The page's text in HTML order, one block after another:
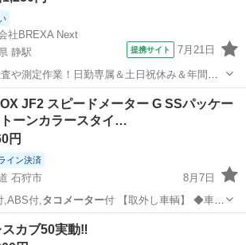
社BREXA Next
静駅
提携サイト 7月21日
や測定作業！日勤専属＆土日祝休み＆年間休
ム内作業★マイカー通勤OK＆無料駐車場あり
い制度あり！《茨城県常陸大宮市》 人気の
製造工...
その他
JF2 スピードメーター G SSパッケー
ーンカラースタイ…
円
イン決済
石狩市
8月7日
,ABS付, タコメーター付 【取外し車輌】 ◆車
4WD
スカブ50実動‼️